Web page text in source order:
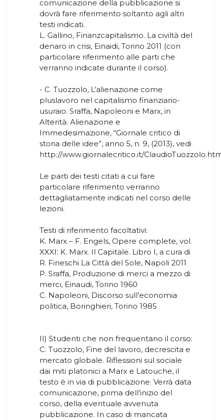
comunicazione della pubblicazione si
dovrà fare riferimento soltanto agli altri
testi indicati.
L. Gallino, Finanzcapitalismo. La civiltà del
denaro in crisi, Einaidi, Torino 2011 (con
particolare riferimento alle parti che
verranno indicate durante il corso).
- C. Tuozzolo, L’alienazione come
pluslavoro nel capitalismo finanziario-
usuraio. Sraffa, Napoleoni e Marx, in
Alterità. Alienazione e
Immedesimazione, “Giornale critico di
storia delle idee”, anno 5, n. 9, (2013), vedi
http://www.giornalecritico.it/
Le parti dei testi citati a cui fare
particolare riferimento verranno
dettagliatamente indicati nel corso delle
lezioni.
Testi di riferimento facoltativi:
K. Marx – F. Engels, Opere complete, vol.
XXXI: K. Marx. Il Capitale. Libro I, a cura di
R. Fineschi La Città del Sole, Napoli 2011
P. Sraffa, Produzione di merci a mezzo di
merci, Einaudi, Torino 1960
C. Napoleoni, Discorso sull’economia
politica, Boringhieri, Torino 1985
II) Studenti che non frequentano il corso:
C. Tuozzolo, Fine del lavoro, decrescita e
mercato globale. Riflessioni sul sociale
dai miti platonici a Marx e Latouche, il
testo è in via di pubblicazione. Verrà data
comunicazione, prima dell’inizio del
corso, della eventuale avvenuta
pubblicazione. In caso di mancata